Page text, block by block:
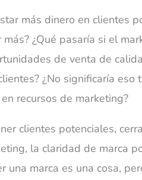
más dinero en clientes
más? ¿Qué pasaría si el
de venta de
¿No significaría eso
recursos de marketing?
clientes potenciales,
la claridad de marca
una marca es una cosa,